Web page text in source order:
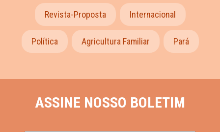
Revista-Proposta Internacional
Política Agricultura Familiar Pará
ASSINE NOSSO BOLETIM